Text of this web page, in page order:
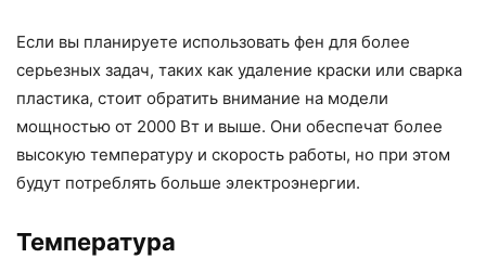
Если вы планируете использовать фен для более
серьезных задач, таких как удаление краски или сварка
пластика, стоит обратить внимание на модели
мощностью от 2000 Вт и выше. Они обеспечат более
высокую температуру и скорость работы, но при этом
будут потреблять больше электроэнергии.
Температура